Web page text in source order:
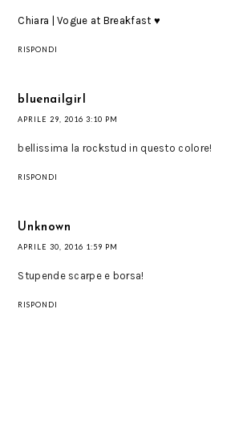
Chiara | Vogue at Breakfast ♥
RISPONDI
bluenailgirl
APRILE 29, 2016 3:10 PM
bellissima la rockstud in questo colore!
RISPONDI
Unknown
APRILE 30, 2016 1:59 PM
Stupende scarpe e borsa!
RISPONDI